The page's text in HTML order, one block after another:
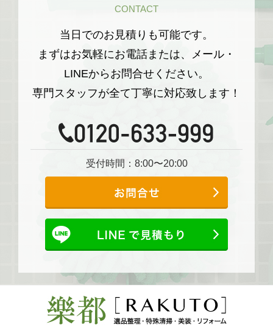
CONTACT
当日でのお見積りも可能です。
まずはお気軽にお電話または、メール・
LINEからお問合せください。
専門スタッフが全て丁寧に対応致します！
受付時間：8:00〜20:00